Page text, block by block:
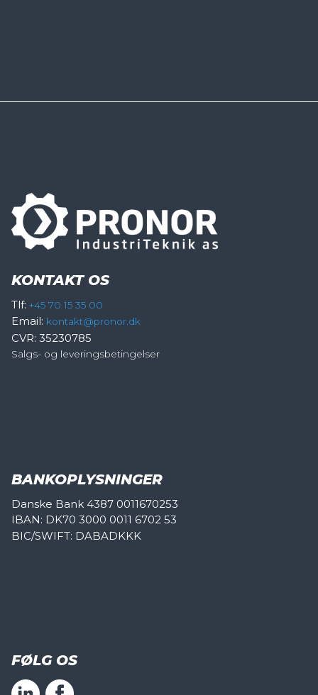
KONTAKT OS
Tlf: +45 70 15 35 00
Email: kontakt@pronor.dk
CVR: 35230785
Salgs- og leveringsbetingelser
BANKOPLYSNINGER
Danske Bank 4387 0011670253
IBAN: DK70 3000 0011 6702 53
BIC/SWIFT: DABADKKK
FØLG OS